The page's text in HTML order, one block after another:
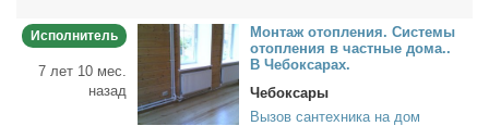
Исполнитель
7 лет 10 мес.
назад
Мон­таж отоп­ле­ния. Си­сте­мы
отоп­ле­ния в част­ные до­ма..
В Че­бок­са­рах.
Чебоксары
Вызов сантехника на дом